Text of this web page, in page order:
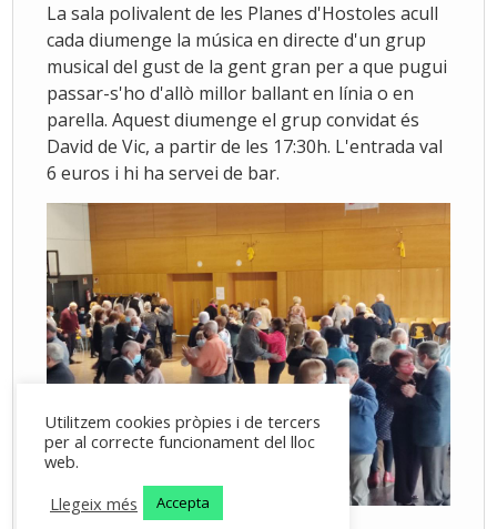
La sala polivalent de les Planes d'Hostoles acull
cada diumenge la música en directe d'un grup
musical del gust de la gent gran per a que pugui
passar-s'ho d'allò millor ballant en línia o en
parella. Aquest diumenge el grup convidat és
David de Vic, a partir de les 17:30h. L'entrada val
6 euros i hi ha servei de bar.
Utilitzem cookies pròpies i de tercers
per al correcte funcionament del lloc
web.
Llegeix més
Accepta